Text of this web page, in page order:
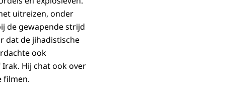
uitreizen, onder
de gewapende strijd
dat de jihadistische
ook
Hij chat ook over
filmen.